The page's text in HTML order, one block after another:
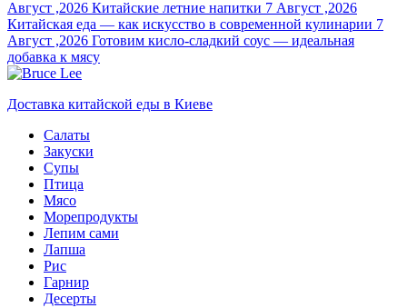
Август ,2026 Китайские летние напитки 7 Август ,2026
Китайская еда — как искусство в современной кулинарии 7
Август ,2026 Готовим кисло-сладкий соус — идеальная
добавка к мясу
Доставка китайской еды в Киеве
Салаты
Закуски
Супы
Птица
Мясо
Морепродукты
Лепим сами
Лапша
Рис
Гарнир
Десерты